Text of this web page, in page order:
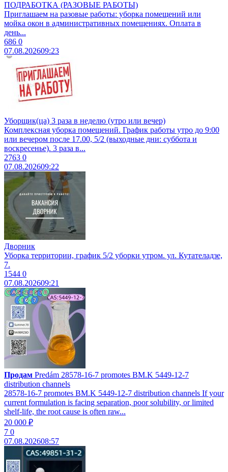
ПОДРАБОТКА (РАЗОВЫЕ РАБОТЫ)
Приглашаем на разовые работы: уборка помещений или
мойка окон в административных помещениях. Оплата в
день...
686 0
07.08.202609:23
Уборщик(ца) 3 раза в неделю (утро или вечер)
Комплексная уборка помещений. График работы утро до 9:00
или вечером после 17.00, 5/2 (выходные дни: суббота и
воскресенье). 3 раза в...
2763 0
07.08.202609:22
Дворник
Уборка территории, график 5/2 уборки утром. ул. Кутателадзе,
7.
1544 0
07.08.202609:21
Продам Predám 28578-16-7 promotes BM.K 5449-12-7
distribution channels
28578-16-7 promotes BM.K 5449-12-7 distribution channels If your
current formulation is facing separation, poor solubility, or limited
shelf-life, the root cause is often raw...
20 000 ₽
7 0
07.08.202608:57